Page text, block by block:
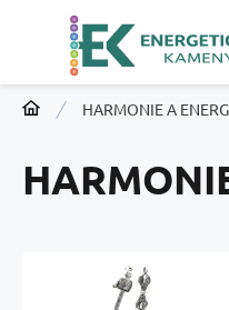
HARMONIE A